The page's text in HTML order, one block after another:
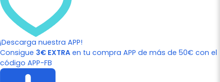
¡Descarga nuestra APP!
Consigue 3€ EXTRA en tu compra APP de más de 50€ con el
código APP-FB